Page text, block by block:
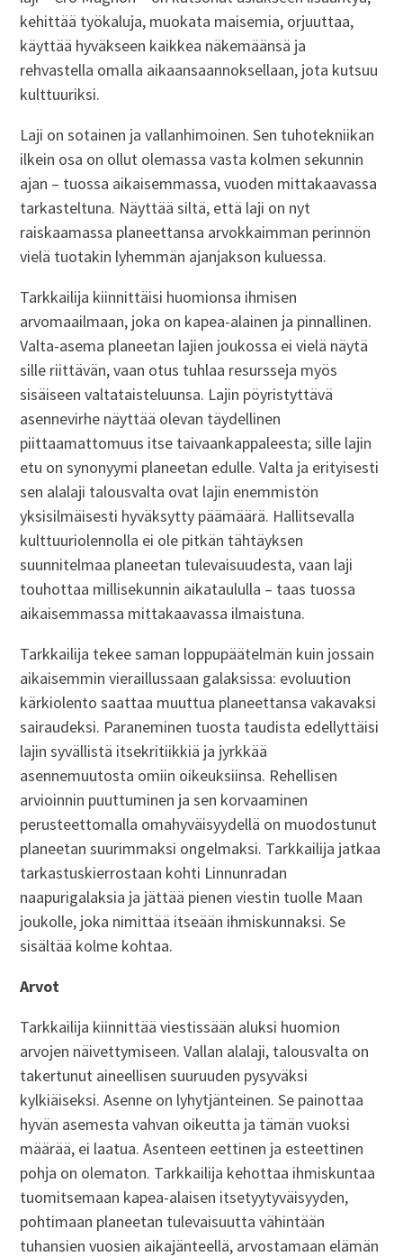
kehittää työkaluja, muokata maisemia, orjuuttaa,
käyttää hyväkseen kaikkea näkemäänsä ja
rehvastella omalla aikaansaannoksellaan, jota kutsuu
kulttuuriksi.
Laji on sotainen ja vallanhimoinen. Sen tuhotekniikan
ilkein osa on ollut olemassa vasta kolmen sekunnin
ajan – tuossa aikaisemmassa, vuoden mittakaavassa
tarkasteltuna. Näyttää siltä, että laji on nyt
raiskaamassa planeettansa arvokkaimman perinnön
vielä tuotakin lyhemmän ajanjakson kuluessa.
Tarkkailija kiinnittäisi huomionsa ihmisen
arvomaailmaan, joka on kapea-alainen ja pinnallinen.
Valta-asema planeetan lajien joukossa ei vielä näytä
sille riittävän, vaan otus tuhlaa resursseja myös
sisäiseen valtataisteluunsa. Lajin pöyristyttävä
asennevirhe näyttää olevan täydellinen
piittaamattomuus itse taivaankappaleesta; sille lajin
etu on synonyymi planeetan edulle. Valta ja erityisesti
sen alalaji talousvalta ovat lajin enemmistön
yksisilmäisesti hyväksytty päämäärä. Hallitsevalla
kulttuuriolennolla ei ole pitkän tähtäyksen
suunnitelmaa planeetan tulevaisuudesta, vaan laji
touhottaa millisekunnin aikataululla – taas tuossa
aikaisemmassa mittakaavassa ilmaistuna.
Tarkkailija tekee saman loppupäätelmän kuin jossain
aikaisemmin vieraillussaan galaksissa: evoluution
kärkiolento saattaa muuttua planeettansa vakavaksi
sairaudeksi. Paraneminen tuosta taudista edellyttäisi
lajin syvällistä itsekritiikkiä ja jyrkkää
asennemuutosta omiin oikeuksiinsa. Rehellisen
arvioinnin puuttuminen ja sen korvaaminen
perusteettomalla omahyväisyydellä on muodostunut
planeetan suurimmaksi ongelmaksi. Tarkkailija jatkaa
tarkastuskierrostaan kohti Linnunradan
naapurigalaksia ja jättää pienen viestin tuolle Maan
joukolle, joka nimittää itseään ihmiskunnaksi. Se
sisältää kolme kohtaa.
Arvot
Tarkkailija kiinnittää viestissään aluksi huomion
arvojen näivettymiseen. Vallan alalaji, talousvalta on
takertunut aineellisen suuruuden pysyväksi
kylkiäiseksi. Asenne on lyhytjänteinen. Se painottaa
hyvän asemesta vahvan oikeutta ja tämän vuoksi
määrää, ei laatua. Asenteen eettinen ja esteettinen
pohja on olematon. Tarkkailija kehottaa ihmiskuntaa
tuomitsemaan kapea-alaisen itsetyytyväisyyden,
pohtimaan planeetan tulevaisuutta vähintään
tuhansien vuosien aikajänteellä, arvostamaan elämän